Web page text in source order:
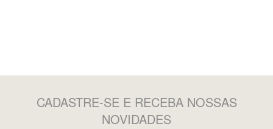
CADASTRE-SE E RECEBA NOSSAS
NOVIDADES